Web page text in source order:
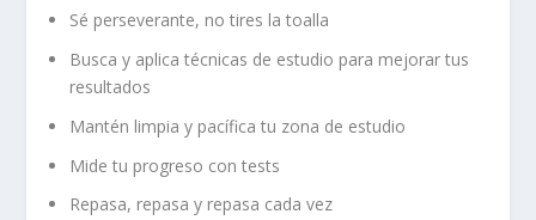
Sé perseverante, no tires la toalla
Busca y aplica técnicas de estudio para mejorar tus
resultados
Mantén limpia y pacífica tu zona de estudio
Mide tu progreso con tests
Repasa, repasa y repasa cada vez